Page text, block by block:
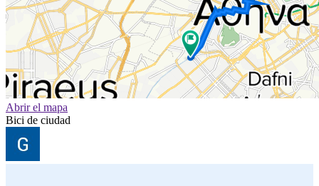
Abrir el mapa
Bici de ciudad